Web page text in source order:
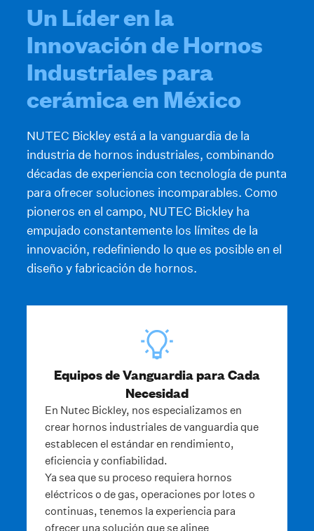
Un Líder en la
Innovación de Hornos
Industriales para
cerámica en México
NUTEC Bickley está a la vanguardia de la
industria de hornos industriales, combinando
décadas de experiencia con tecnología de punta
para ofrecer soluciones incomparables. Como
pioneros en el campo, NUTEC Bickley ha
empujado constantemente los límites de la
innovación, redefiniendo lo que es posible en el
diseño y fabricación de hornos.
Equipos de Vanguardia para Cada
Necesidad
En Nutec Bickley, nos especializamos en
crear hornos industriales de vanguardia que
establecen el estándar en rendimiento,
eficiencia y confiabilidad.
Ya sea que su proceso requiera hornos
eléctricos o de gas, operaciones por lotes o
continuas, tenemos la experiencia para
ofrecer una solución que se alinee